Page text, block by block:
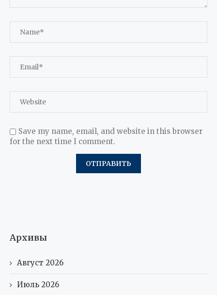
Save my name, email, and website in this browser
for the next time I comment.
Архивы
Август 2026
Июль 2026